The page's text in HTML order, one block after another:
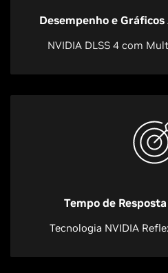
Desempenho e
NVIDIA DLSS 4 com
Tempo de
Tecnologia NVIDIA